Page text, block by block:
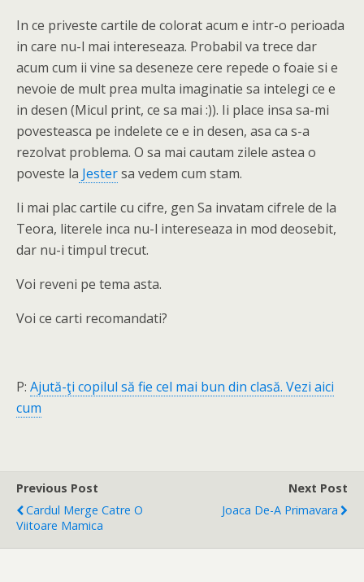
In ce priveste cartile de colorat acum e intr-o perioada
in care nu-l mai intereseaza. Probabil va trece dar
acum cum ii vine sa deseneze cere repede o foaie si e
nevoie de mult prea multa imaginatie sa intelegi ce e
in desen (Micul print, ce sa mai :)). Ii place insa sa-mi
povesteasca pe indelete ce e in desen, asa ca s-a
rezolvat problema. O sa mai cautam zilele astea o
poveste la Jestersa vedem cum stam.
Ii mai plac cartile cu cifre, gen Sa invatam cifrele de la
Teora, literele inca nu-l intereseaza in mod deosebit,
dar nu-i timpul trecut.
Voi reveni pe tema asta.
Voi ce carti recomandati?
P: Ajută-ţi copilul să fie cel mai bun din clasă. Vezi aici
cum
Previous Post
Cardul Merge Catre O
Viitoare Mamica
Next Post
Joaca De-A Primavara